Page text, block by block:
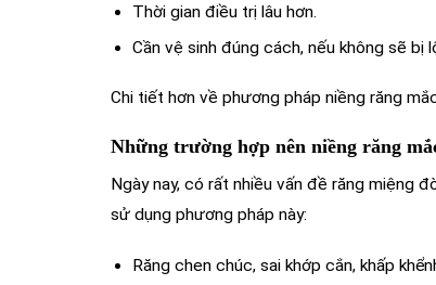
Thời gian điều trị lâu hơn.
Cần vệ sinh đúng cách, nếu không sẽ bị
Chi tiết hơn về phương pháp niềng răng
Những trường hợp nên niềng răng
Ngày nay, có rất nhiều vấn đề răng miệng
sử dụng phương pháp này:
Răng chen chúc, sai khớp cắn, khấp